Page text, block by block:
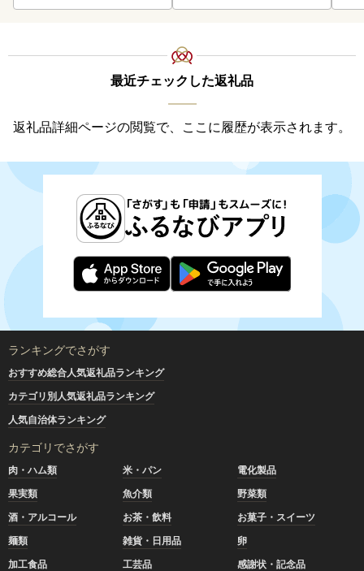
最近チェックした返礼品
返礼品詳細ページの閲覧で、ここに履歴が表示されます。
ランキングでさがす
おすすめ総合人気返礼品ランキング
カテゴリ別人気返礼品ランキング
人気自治体ランキング
カテゴリでさがす
肉・ハム類 米・パン
電化製品
果実類
魚介類
野菜類
酒・アルコール
お茶・飲料
お菓子・スイーツ
麺類
雑貨・日用品
卵
加工食品
工芸品
感謝状・記念品